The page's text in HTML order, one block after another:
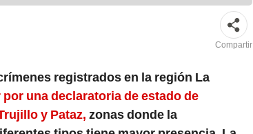
Compartir
registrados en la región La
una declaratoria de estado de
y Pataz, zonas donde la